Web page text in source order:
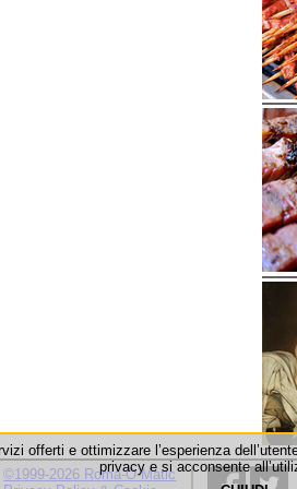
©1999-2026 Roma-O-Matic
offerti e ottimizzare l’esperienza
privacy e si acconsente